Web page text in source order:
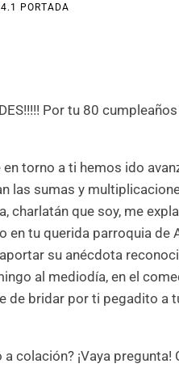
4.1 PORTADA
Por tu 80
torno a ti hemos ido
las sumas y
que soy, me
en tu querida parroquia de
su anécdota
al mediodía, en el
de bridar por ti pegadito a
colación? ¡Vaya pregunta!